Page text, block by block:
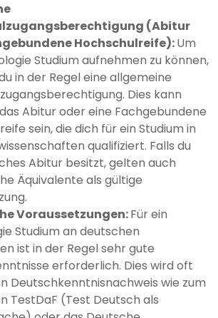
(Abitur
Hochschulreife):Um
Studium aufnehmen zu können,
in der Regel eine allgemeine
Dies kann
Abitur oder eine Fachgebundene
sein, die dich für ein Studium in
qualifiziert. Falls du
Abitur besitzt, gelten auch
Äquivalente als gültige
Voraussetzungen:Für ein
Studium an deutschen
ist in der Regel sehr gute
erforderlich. Dies wird oft
Deutschkenntnisnachweis wie zum
TestDaF (Test Deutsch als